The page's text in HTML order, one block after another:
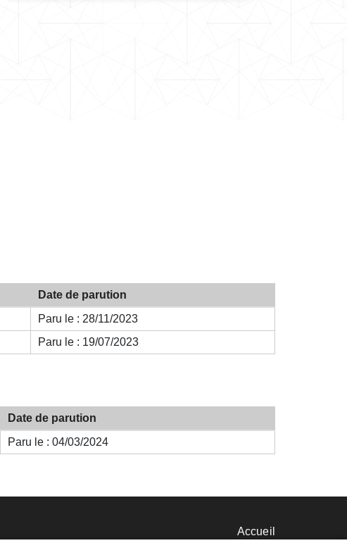
Date de parution
Paru le : 28/11/2023
Paru le : 19/07/2023
Date de parution
Paru le : 04/03/2024
Accueil